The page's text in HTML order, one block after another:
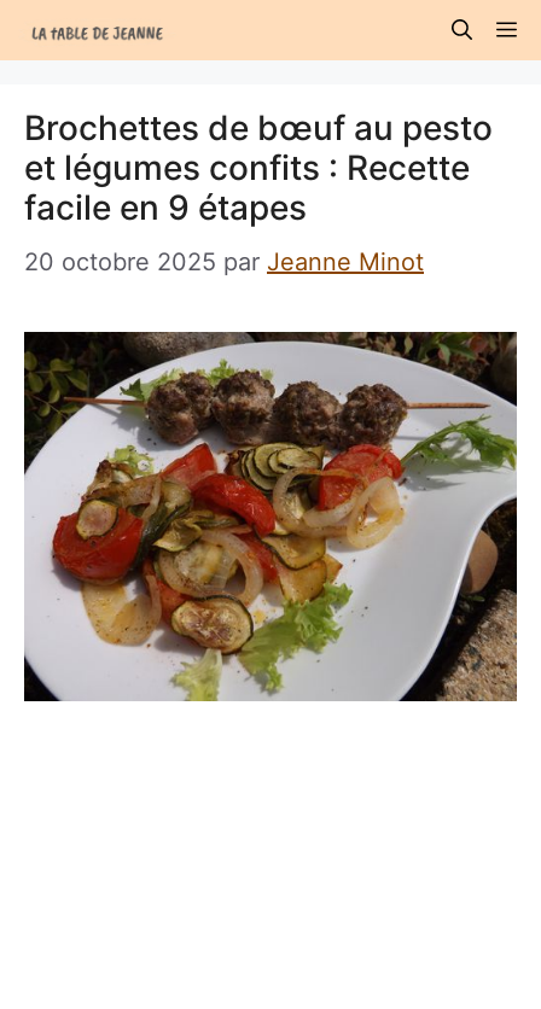
au
Brochettes de bœuf au pesto
et légumes confits : Recette
facile en 9 étapes
20 octobre 2025 par Jeanne Minot